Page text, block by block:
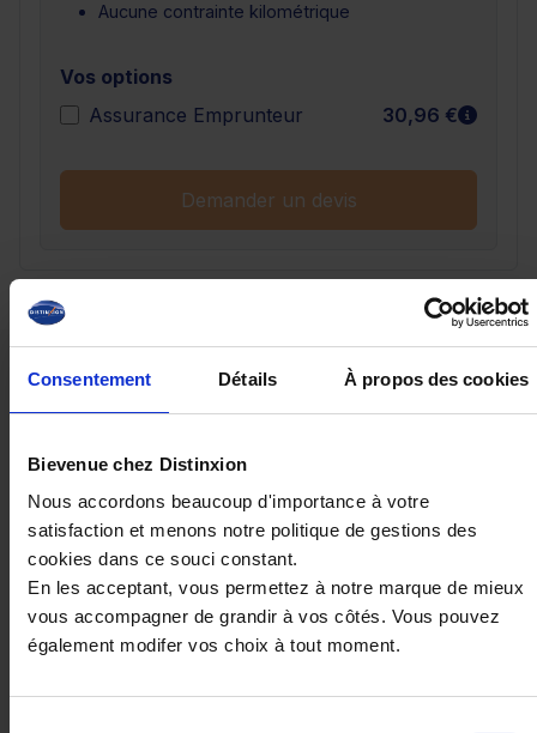
Consentement Détails À propos des cookies
Bievenue chez Distinxion
Nous accordons beaucoup d'importance à votre
satisfaction et menons notre politique de gestions des
cookies dans ce souci constant.
En les acceptant, vous permettez à notre marque de mieux
vous accompagner de grandir à vos côtés. Vous pouvez
également modifer vos choix à tout moment.
Aucune contrainte kilométrique
Vos options
Assurance Emprunteur
30,96 € En
Demander un devis
Ces véhicules pourraient vous
intéresser